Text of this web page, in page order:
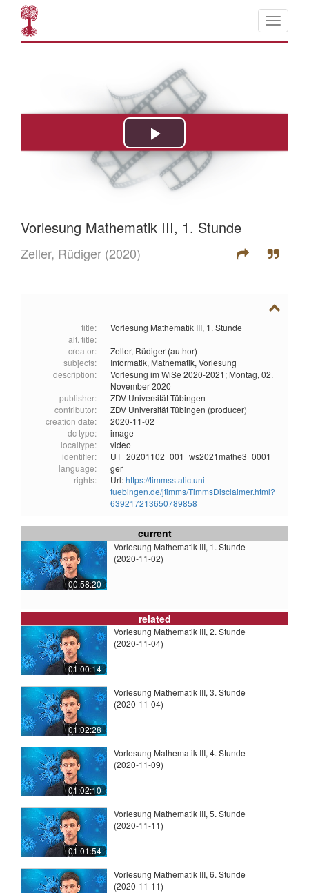
Vorlesung Mathematik III, 1. Stunde
Zeller, Rüdiger (2020)
title:
Vorlesung Mathematik III, 1. Stunde
alt. title:
creator:
Zeller, Rüdiger (author)
subjects:
Informatik, Mathematik, Vorlesung
description:
Vorlesung im WiSe 2020-2021; Montag, 02.
November 2020
publisher:
ZDV Universität Tübingen
contributor:
ZDV Universität Tübingen (producer)
creation date:
2020-11-02
dc type:
image
localtype:
video
identifier:
UT_20201102_001_ws2021mathe3_0001
language:
ger
rights:
Url:https://timmsstatic.uni-
tuebingen.de/jtimms/TimmsDisclaimer.html?
639217213650789858
current
00:58:20
Vorlesung Mathematik III, 1. Stunde
(2020-11-02)
related
01:00:14
Vorlesung Mathematik III, 2. Stunde
(2020-11-04)
01:02:28
Vorlesung Mathematik III, 3. Stunde
(2020-11-04)
01:02:10
Vorlesung Mathematik III, 4. Stunde
(2020-11-09)
01:01:54
Vorlesung Mathematik III, 5. Stunde
(2020-11-11)
Vorlesung Mathematik III, 6. Stunde
(2020-11-11)